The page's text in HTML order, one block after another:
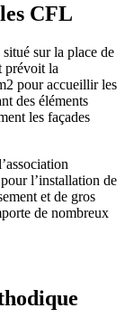
CFL
sur la place de
prévoit la
pour accueillir les
des éléments
les façades
l’installation de
et de gros
de nombreux